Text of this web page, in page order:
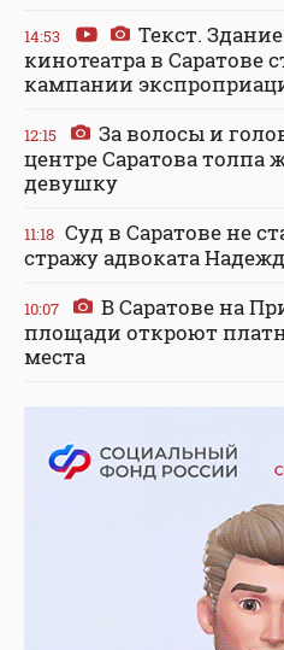
14:53
Текст.
кинотеатра в Саратове
кампании
12:15
За волосы и
центре Саратова толпа
девушку
11:18 Суд в Саратове не
стражу адвоката
10:07
В Саратове на
площади откроют
места